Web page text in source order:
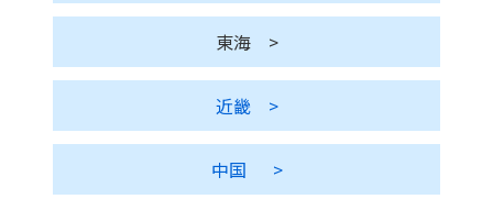
きっかけ・できごとから探す
終身保険
学資保険
法人のお客さま向け商品一覧
目的から探す
かんぽ生命の団体取扱い
かんぽのLifeサポートナビ
かんぽ生命について
かんぽ生命について
よくあるご質問
お問い合わせ
東海 >
近畿 >
中国 >